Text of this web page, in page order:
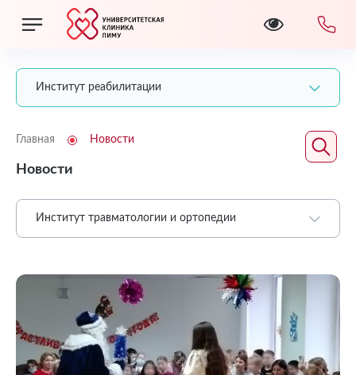
Институт реабилитации
Главная Новости
Новости
Институт травматологии и ортопедии